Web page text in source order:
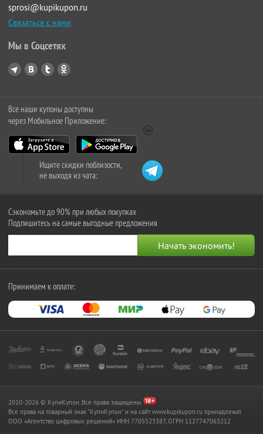
sprosi@kupikupon.ru
Связаться с нами
Мы в Соцсетях
Все наши купоны доступны
через Мобильное Приложение:
Ищите скидки поблизости,
не выходя из чата:
Сэкономьте до 90% при любых покупках
Подпишитесь на самые выгодные предложения
Принимаем к оплате:
2010-2026 © КупиКупон. Все права защищены.
Все права на товарный знак "КупиКупон" и на сайт www.kupikupon.ru принадлежат
OOO «Агентство цифровых решений» ИНН 7705523387, ОГРН 1127747063212